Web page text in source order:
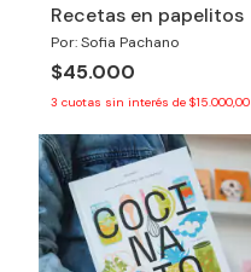
Recetas en papelitos
Por: Sofia Pachano
$45.000
3 cuotas sin interés de $15.000,00